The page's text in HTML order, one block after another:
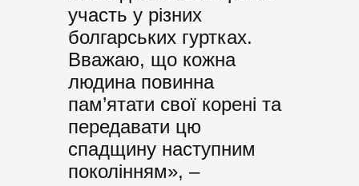
участь у різних
болгарських гуртках.
Вважаю, що кожна
людина повинна
пам’ятати свої корені та
передавати цю
спадщину наступним
поколінням», –